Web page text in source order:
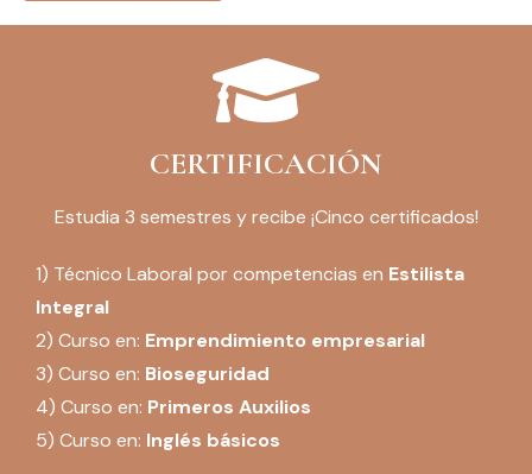
CERTIFICACIÓN
Estudia 3 semestres y recibe ¡Cinco certificados!
1) Técnico Laboral por competencias en Estilista
Integral
2) Curso en: Emprendimiento empresarial
3) Curso en: Bioseguridad
4) Curso en: Primeros Auxilios
5) Curso en: Inglés básicos